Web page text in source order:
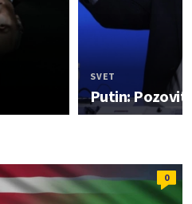
SVET
Putin:
0